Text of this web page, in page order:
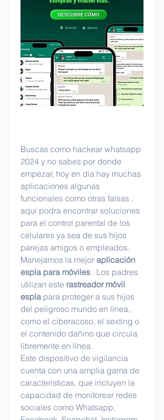
Buscas como hackear whatsapp
2024 y no sabes por donde
empezar, hoy en dia hay muchas
aplicaciones algunas
funcionales como otras falsas ,
aqui podra encontrar soluciones
para el control parental de los
celulares ya sea de sus hijos
parejas amigos o empleados.
Manejamos la mejor aplicación
espía para móviles . Los padres
utilizan este rastreador móvil
espía para proteger a sus hijos
del peligroso mundo en línea,
como el ciberacoso, el sexting o
el contenido dañino que circula
libremente en línea.
Este dispositivo de vigilancia
cuenta con una amplia gama de
características, que incluyen la
capacidad de monitorear redes
sociales como Whatsapp,